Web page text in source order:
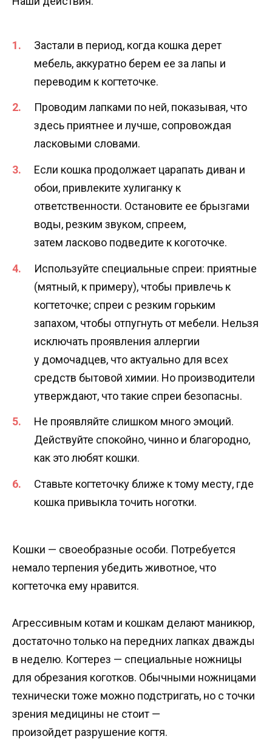
Застали в период, когда кошка дерет
мебель, аккуратно берем ее за лапы и
переводим к когтеточке.
Проводим лапками по ней, показывая, что
здесь приятнее и лучше, сопровождая
ласковыми словами.
Если кошка продолжает царапать диван и
обои, привлеките хулиганку к
ответственности. Остановите ее брызгами
воды, резким звуком, спреем,
затем ласково подведите к коготочке.
Используйте специальные спреи: приятные
(мятный, к примеру), чтобы привлечь к
когтеточке; спреи с резким горьким
запахом, чтобы отпугнуть от мебели. Нельзя
исключать проявления аллергии
у домочадцев, что актуально для всех
средств бытовой химии. Но производители
утверждают, что такие спреи безопасны.
Не проявляйте слишком много эмоций.
Действуйте спокойно, чинно и благородно,
как это любят кошки.
Ставьте когтеточку ближе к тому месту, где
кошка привыкла точить ноготки.
Кошки — своеобразные особи. Потребуется
немало терпения убедить животное, что
когтеточка ему нравится.
Агрессивным котам и кошкам делают маникюр,
достаточно только на передних лапках дважды
в неделю. Когтерез — специальные ножницы
для обрезания коготков. Обычными ножницами
технически тоже можно подстригать, но с точки
зрения медицины не стоит —
произойдет разрушение когтя.